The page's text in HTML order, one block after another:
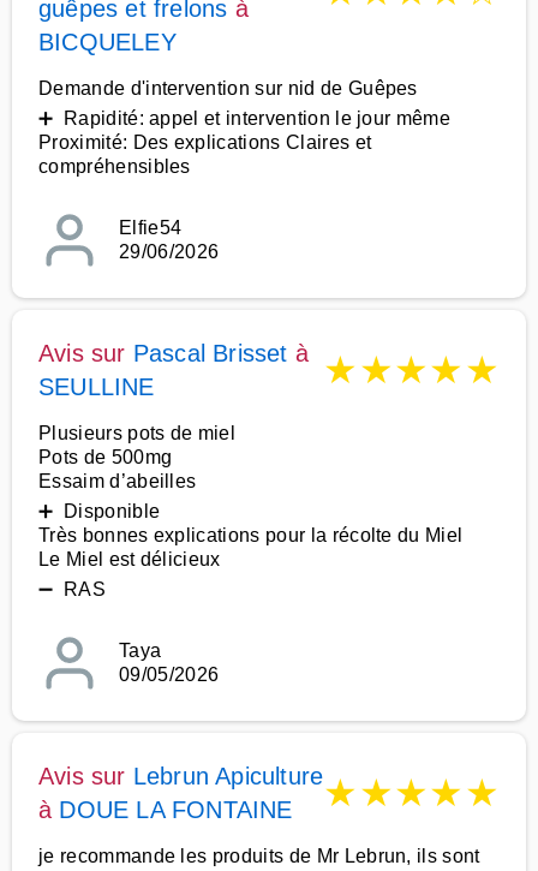
guêpes et frelons à
BICQUELEY
Demande d'intervention sur nid de Guêpes
➕ Rapidité: appel et intervention le jour même
Proximité: Des explications Claires et
compréhensibles
Elfie54
29/06/2026
Avis sur Pascal Brisset à
SEULLINE
★★★★★
Plusieurs pots de miel
Pots de 500mg
Essaim d’abeilles
➕ Disponible
Très bonnes explications pour la récolte du Miel
Le Miel est délicieux
➖ RAS
Taya
09/05/2026
Avis sur Lebrun Apiculture
à DOUE LA FONTAINE ★★★★★
je recommande les produits de Mr Lebrun, ils sont